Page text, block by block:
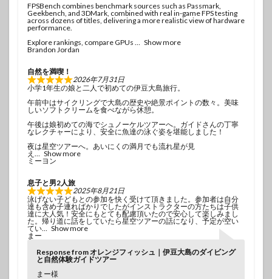
FPSBench combines benchmark sources such as Passmark,
Geekbench, and 3DMark, combined with real in-game FPS testing
across dozens of titles, delivering a more realistic view of hardware
performance.
Explore rankings, compare GPUs
Show more
Brandon Jordan
自然を満喫！
2026年7月31日
小学1年生の娘と二人で初めての伊豆大島旅行。
午前中はサイクリングで大島の歴史や絶景ポイントの数々。美味
しいソフトクリームを食べながら休憩。
午後は娘初めての海でシュノーケルツアーへ。ガイドさんの丁寧
なレクチャーにより、安全に魚達の泳ぐ姿を堪能しました！
夜は星空ツアーへ。あいにくの満月でも流れ星が見
え
Show more
ミーヨン
息子と男2人旅
2025年8月21日
泳げない子どもとの参加を快く受けて頂きました。参加者は自分
達も含め子連ればかりでしたがインストラクターの方たちは子供
達に大人気！安全にもとても配慮頂いたので安心して楽しみまし
た。帰り道に話をしていたら星空ツアーの話になり、予定が空い
てい
Show more
まー
Response from オレンジフィッシュ｜伊豆大島のダイビング
と自然体験ガイドツアー
まー様